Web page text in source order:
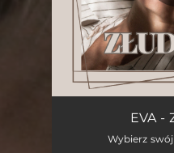
EVA -
Wybierz